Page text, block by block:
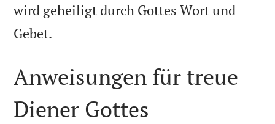
wird geheiligt durch Gottes Wort und
Gebet.
Anweisungen für treue
Diener Gottes